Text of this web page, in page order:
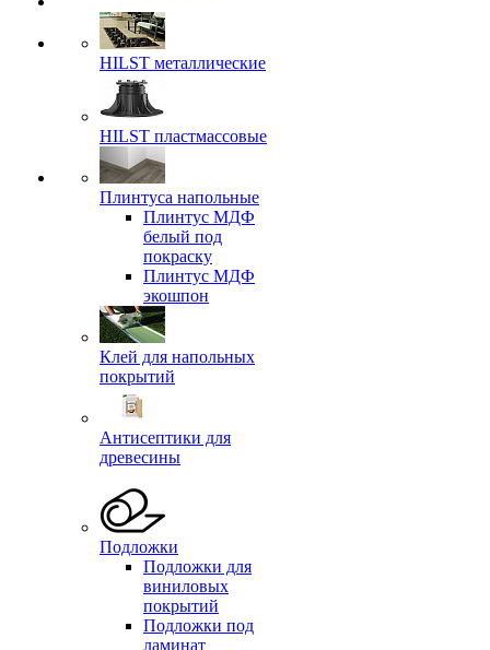
HILST металлические
HILST пластмассовые
Плинтуса напольные
Плинтус МДФ
белый под
покраску
Плинтус МДФ
экошпон
Клей для напольных
покрытий
Антисептики для
древесины
Подложки
Подложки для
виниловых
покрытий
Подложки под
ламинат